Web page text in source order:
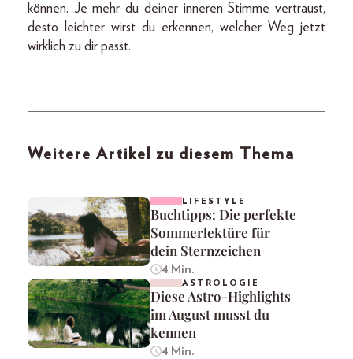
können. Je mehr du deiner inneren Stimme vertraust,
desto leichter wirst du erkennen, welcher Weg jetzt
wirklich zu dir passt.
Weitere Artikel zu diesem Thema
LIFESTYLE
Buchtipps: Die perfekte
Sommerlektüre für
dein Sternzeichen
4 Min.
ASTROLOGIE
Diese Astro-Highlights
im August musst du
kennen
4 Min.